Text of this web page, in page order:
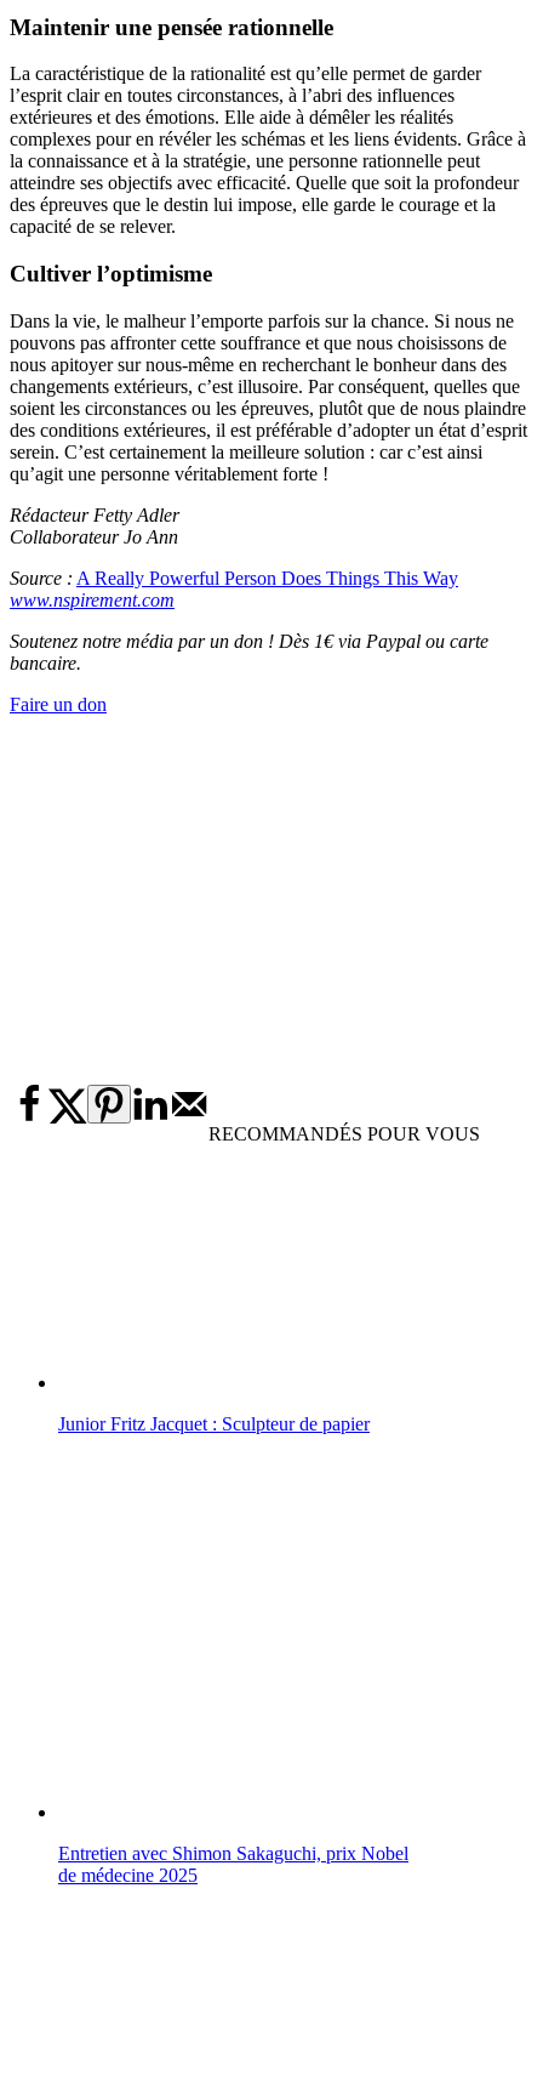
Maintenir une pensée rationnelle
La caractéristique de la rationalité est qu’elle permet de garder
l’esprit clair en toutes circonstances, à l’abri des influences
extérieures et des émotions. Elle aide à démêler les réalités
complexes pour en révéler les schémas et les liens évidents. Grâce à
la connaissance et à la stratégie, une personne rationnelle peut
atteindre ses objectifs avec efficacité. Quelle que soit la profondeur
des épreuves que le destin lui impose, elle garde le courage et la
capacité de se relever.
Cultiver l’optimisme
Dans la vie, le malheur l’emporte parfois sur la chance. Si nous ne
pouvons pas affronter cette souffrance et que nous choisissons de
nous apitoyer sur nous-même en recherchant le bonheur dans des
changements extérieurs, c’est illusoire. Par conséquent, quelles que
soient les circonstances ou les épreuves, plutôt que de nous plaindre
des conditions extérieures, il est préférable d’adopter un état d’esprit
serein. C’est certainement la meilleure solution : car c’est ainsi
qu’agit une personne véritablement forte !
Rédacteur Fetty Adler
Collaborateur Jo Ann
Source : A Really Powerful Person Does Things This Way
www.nspirement.com
Soutenez notre média par un don ! Dès 1€ via Paypal ou carte
bancaire.
Faire un don
RECOMMANDÉS POUR VOUS
Junior Fritz Jacquet : Sculpteur de papier
Entretien avec Shimon Sakaguchi, prix Nobel
de médecine 2025